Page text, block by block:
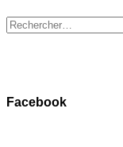
Rechercher :
Facebook